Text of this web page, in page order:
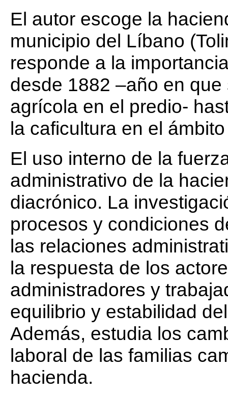
El autor escoge la
municipio del Líbano
responde a la
desde 1882 –año en
agrícola en el predio-
la caficultura en el
El uso interno de la
administrativo de la
diacrónico. La
procesos y condiciones
las relaciones
la respuesta de los
administradores y
equilibrio y estabilidad
Además, estudia los
laboral de las familias
hacienda.